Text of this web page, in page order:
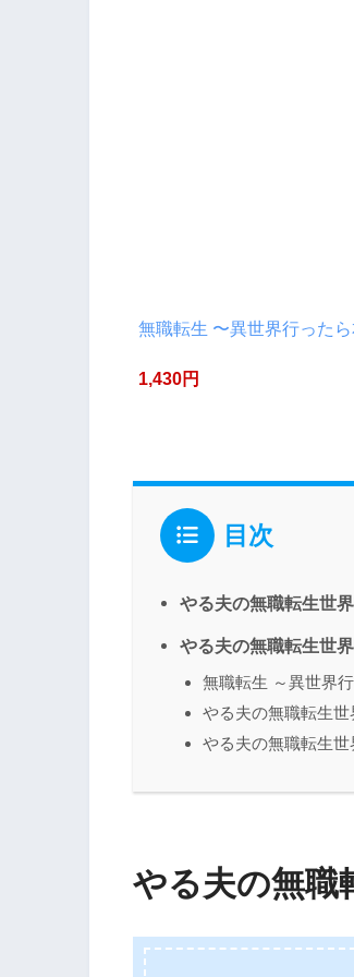
無職転生 〜異世界行った
1,430円
目次
やる夫の無職転生世
やる夫の無職転生世
無職転生 ～異世界
やる夫の無職転生
やる夫の無職転生
やる夫の無職